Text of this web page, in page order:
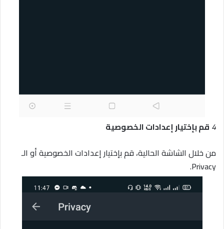
4 قم بإختيار إعدادات الخصوصية
من خلال الشاشة الحالية، قم بإختيار إعدادات الخصوصية أو الـ
Privacy.